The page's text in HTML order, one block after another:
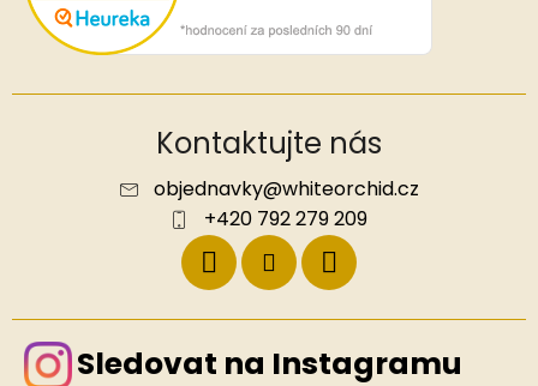
Kontaktujte nás
objednavky@whiteorchid.cz
+420 792 279 209
Sledovat na Instagramu